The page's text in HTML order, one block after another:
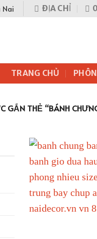
Nai ĐỊA CHỈ
TRANG CHỦ
GẮN THẺ “BÁNH